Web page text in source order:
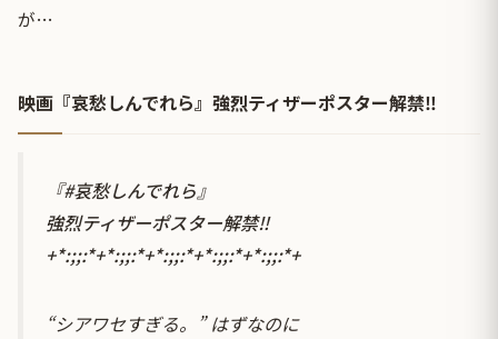
が…
映画『哀愁しんでれら』強烈ティザーポスター解禁‼️
『#哀愁しんでれら』
強烈ティザーポスター解禁‼️
+*:;;:*+*:;;:*+*:;;:*+*:;;:*+*:;;:*+
“シアワセすぎる。” はずなのに